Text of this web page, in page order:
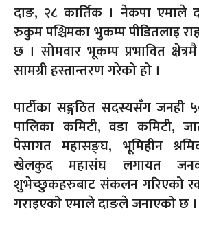
दाङ, २८ कार्तिक । नेकपा एमाले
रुकुम पश्चिमका भुकम्प पीडितलाइ
छ । सोमवार भूकम्प प्रभावित
सामग्री हस्तान्तरण गरेको हो ।
पार्टीका सङ्गठित सदस्यसँग जनही
पालिका कमिटी, वडा कमिटी,
पेसागत महासङ्घ, भूमिहीन
खेलकुद महास‌ंघ लगायत
शुभेच्छुकहरुबाट संकलन गरिएको
गराइएको एमाले दाङले जनाएको छ ।